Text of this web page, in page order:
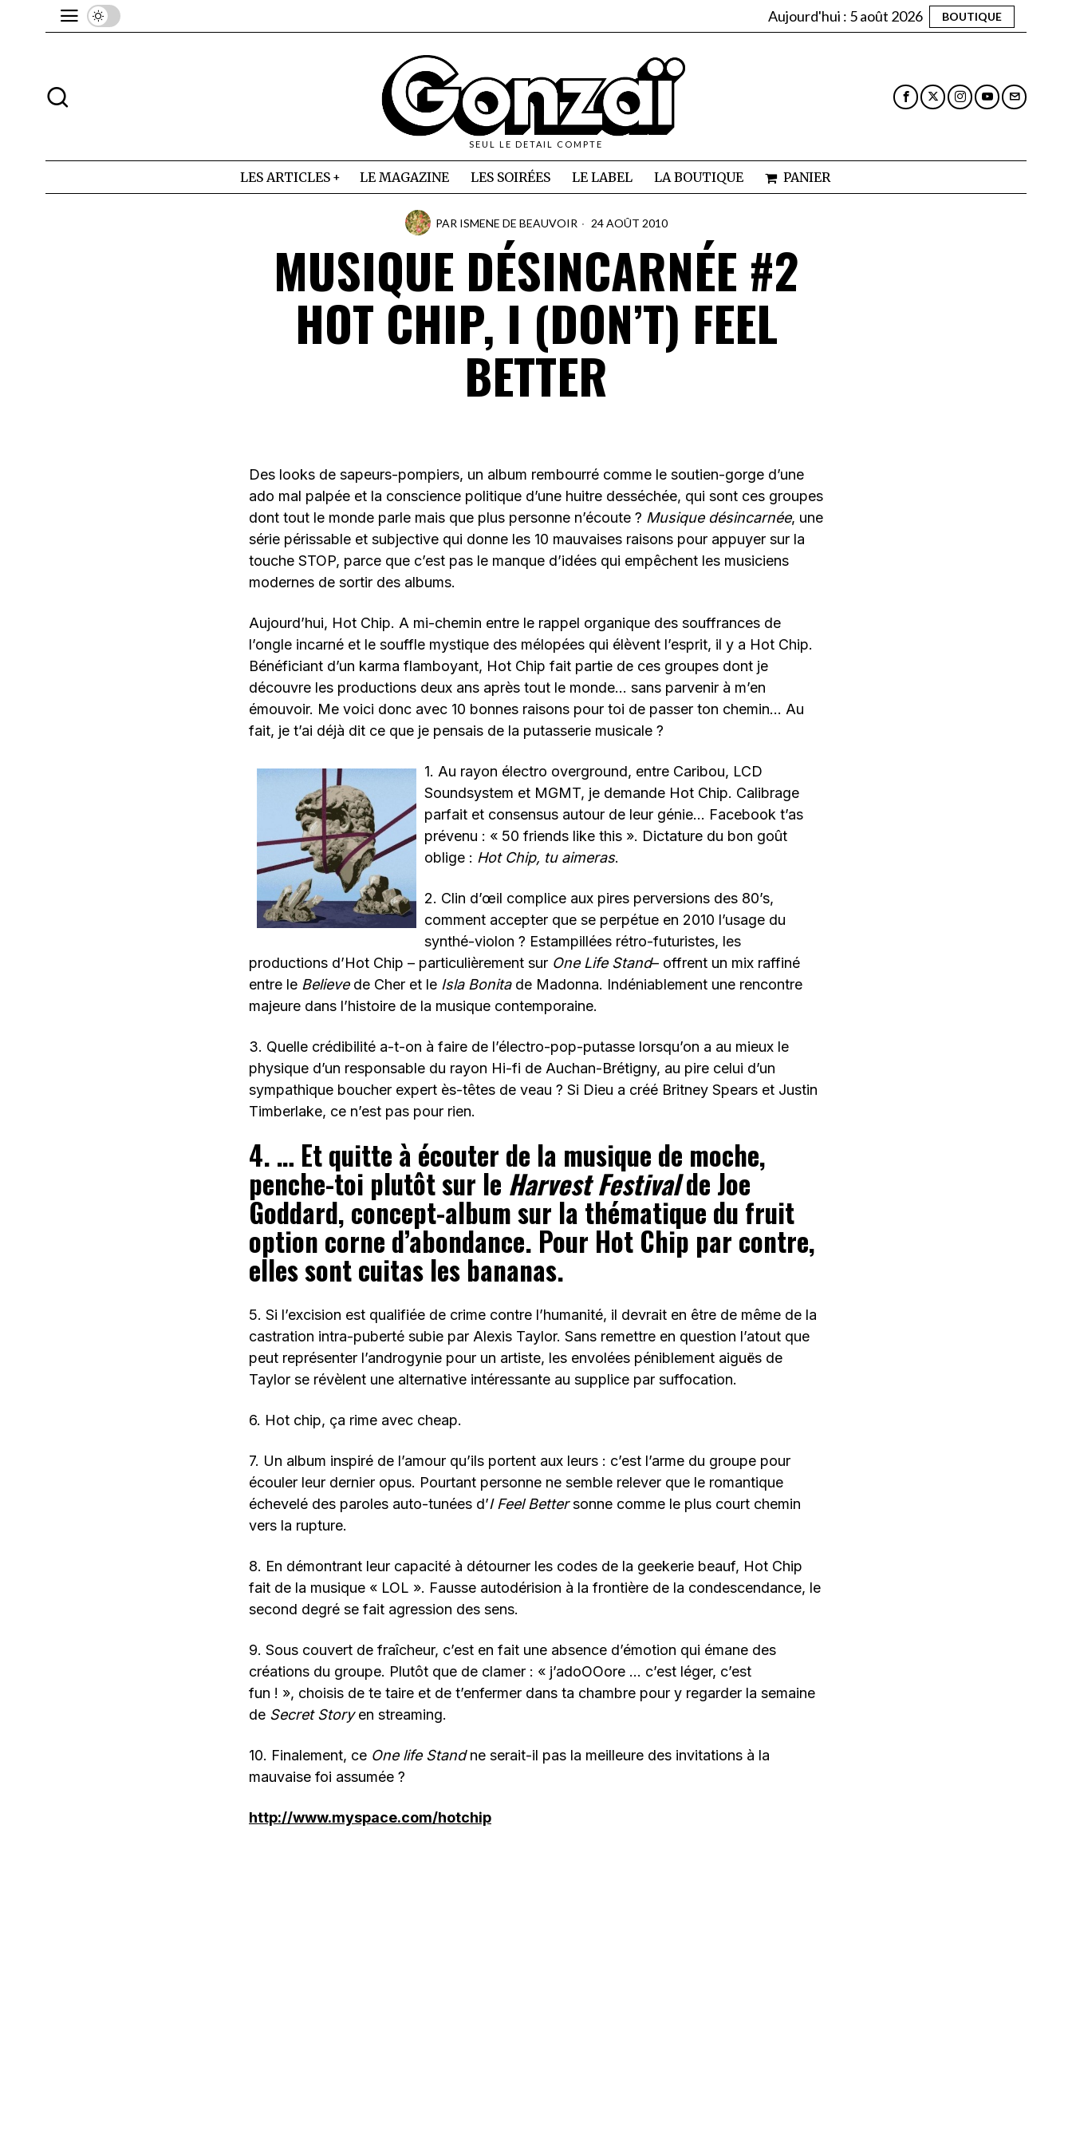
Aujourd'hui : 5 août 2026 BOUTIQUE
SEUL LE DETAIL COMPTE
LES ARTICLES LE MAGAZINE LES SOIRÉES LE LABEL LA BOUTIQUE PANIER
PAR ISMENE DE BEAUVOIR 24 AOÛT 2010
MUSIQUE DÉSINCARNÉE #2
HOT CHIP, I (DON’T) FEEL
BETTER
Des looks de sapeurs-pompiers, un album rembourré comme le soutien-gorge d’une
ado mal palpée et la conscience politique d’une huitre desséchée, qui sont ces groupes
dont tout le monde parle mais que plus personne n’écoute ? Musique désincarnée, une
série périssable et subjective qui donne les 10 mauvaises raisons pour appuyer sur la
touche STOP, parce que c’est pas le manque d’idées qui empêchent les musiciens
modernes de sortir des albums.
Aujourd’hui, Hot Chip. A mi-chemin entre le rappel organique des souffrances de
l’ongle incarné et le souffle mystique des mélopées qui élèvent l’esprit, il y a Hot Chip.
Bénéficiant d’un karma flamboyant, Hot Chip fait partie de ces groupes dont je
découvre les productions deux ans après tout le monde… sans parvenir à m’en
émouvoir. Me voici donc avec 10 bonnes raisons pour toi de passer ton chemin… Au
fait, je t’ai déjà dit ce que je pensais de la putasserie musicale ?
1. Au rayon électro overground, entre Caribou, LCD
Soundsystem et MGMT, je demande Hot Chip. Calibrage
parfait et consensus autour de leur génie… Facebook t’as
prévenu : « 50 friends like this ». Dictature du bon goût
oblige : Hot Chip, tu aimeras.
2. Clin d’œil complice aux pires perversions des 80’s,
comment accepter que se perpétue en 2010 l’usage du
synthé-violon ? Estampillées rétro-futuristes, les
productions d’Hot Chip – particulièrement sur One Life Stand– offrent un mix raffiné
entre le Believede Cher et le Isla Bonitade Madonna. Indéniablement une rencontre
majeure dans l’histoire de la musique contemporaine.
3. Quelle crédibilité a-t-on à faire de l’électro-pop-putasse lorsqu’on a au mieux le
physique d’un responsable du rayon Hi-fi de Auchan-Brétigny, au pire celui d’un
sympathique boucher expert ès-têtes de veau ? Si Dieu a créé Britney Spears et Justin
Timberlake, ce n’est pas pour rien.
4. … Et quitte à écouter de la musique de moche,
penche-toi plutôt sur le Harvest Festivalde Joe
Goddard, concept-album sur la thématique du fruit
option corne d’abondance. Pour Hot Chip par contre,
elles sont cuitas les bananas.
5. Si l’excision est qualifiée de crime contre l’humanité, il devrait en être de même de la
castration intra-puberté subie par Alexis Taylor. Sans remettre en question l’atout que
peut représenter l’androgynie pour un artiste, les envolées péniblement aiguës de
Taylor se révèlent une alternative intéressante au supplice par suffocation.
6. Hot chip, ça rime avec cheap.
7. Un album inspiré de l’amour qu’ils portent aux leurs : c’est l’arme du groupe pour
écouler leur dernier opus. Pourtant personne ne semble relever que le romantique
échevelé des paroles auto-tunées d’I Feel Bettersonne comme le plus court chemin
vers la rupture.
8. En démontrant leur capacité à détourner les codes de la geekerie beauf, Hot Chip
fait de la musique « LOL ». Fausse autodérision à la frontière de la condescendance, le
second degré se fait agression des sens.
9. Sous couvert de fraîcheur, c’est en fait une absence d’émotion qui émane des
créations du groupe. Plutôt que de clamer : « j’adoOOore … c’est léger, c’est
fun ! », choisis de te taire et de t’enfermer dans ta chambre pour y regarder la semaine
de Secret Storyen streaming.
10. Finalement, ce One life Standne serait-il pas la meilleure des invitations à la
mauvaise foi assumée ?
http://www.myspace.com/hotchip